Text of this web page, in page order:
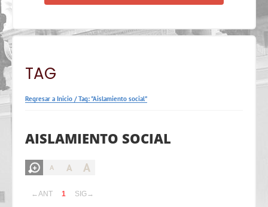
TAG
Regresar a Inicio /Tag: "Aislamiento social"
AISLAMIENTO SOCIAL
A A A
←ANT 1 SIG→